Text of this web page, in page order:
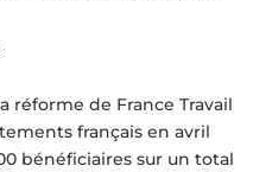
réforme de France Travail
français en avril
bénéficiaires sur un total